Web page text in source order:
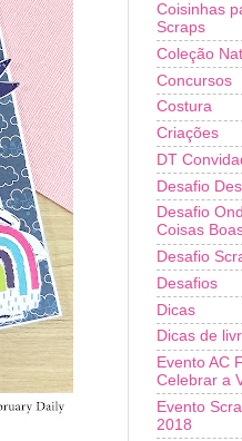
Coisinhas
Scraps
Coleção
Concursos
Costura
Criações
DT
Desafio
Desafio
Coisas
Desafio
Desafios
Dicas
Dicas de
Evento AC
Celebrar a
Evento
2018